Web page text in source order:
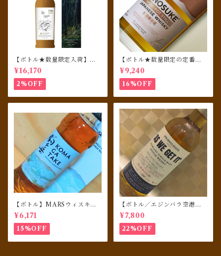
【ボトル★数量限定入荷】井
川蒸溜所 シングルモルト デッ
サンシリーズ フローラ2025
¥16,170
2%OFF
【ボトル★数量限定の定番商
品】嘉之助 HIOKI POT STI
LL 700ml
¥9,240
16%OFF
【ボトル】MARSウィスキ
ー シングルモルト駒ヶ岳
¥6,171
15%OFF
【ボトル／エジンバラ空港免
税店限定】 AS WE GET IT 1
06 proof ハイランドシング
ルモルト カスクストレングス
TR23/01／イアンマックロー
ド
¥7,800
22%OFF